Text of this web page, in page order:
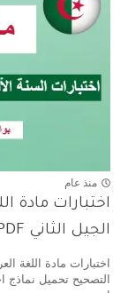
منذ عام
الجيل الثاني PDF مع التصحيح